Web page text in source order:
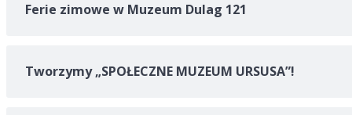
Ferie zimowe w Muzeum Dulag 121
Tworzymy „SPOŁECZNE MUZEUM URSUSA”!